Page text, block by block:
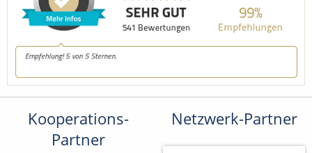
Kooperations-
Partner
Netzwerk-Partner